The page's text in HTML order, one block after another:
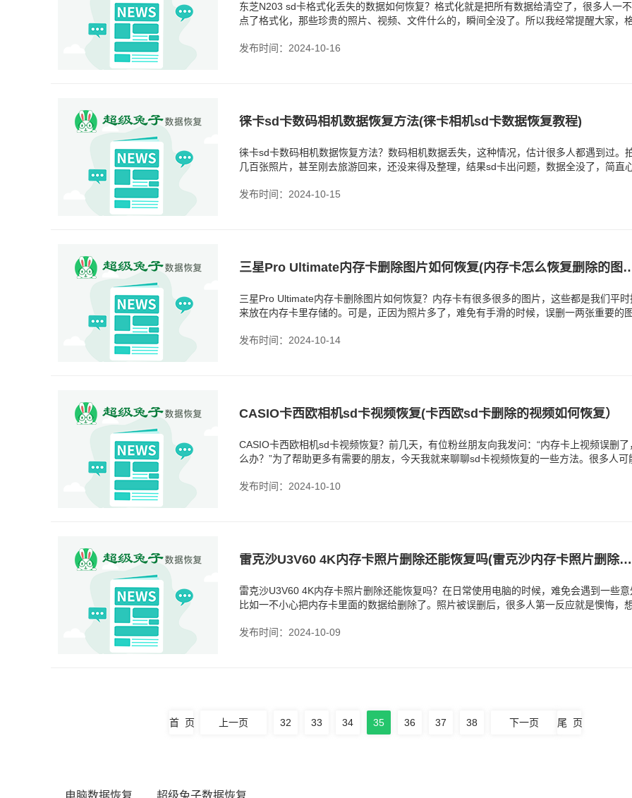
东芝N203 sd卡格式化丢失的数据如何恢复？格式化就是把所有数据给清空了，很多人一
点了格式化，那些珍贵的照片、视频、文件什么的，瞬间全没了。所以我经常提醒大家，格
发布时间：2024-10-16
徕卡sd卡数码相机数据恢复方法(徕卡相机sd卡数据恢复教程)
徕卡sd卡数码相机数据恢复方法？数码相机数据丢失，这种情况，估计很多人都遇到过。
几百张照片，甚至刚去旅游回来，还没来得及整理，结果sd卡出问题，数据全没了，简直心
发布时间：2024-10-15
三星Pro Ultimate内存卡删除图片如何
三星Pro Ultimate内存卡删除图片如何恢复？内存卡有很多很多的图片，这些都是我们平时
来放在内存卡里存储的。可是，正因为照片多了，难免有手滑的时候，误删一两张重要的图
发布时间：2024-10-14
CASIO卡西欧相机sd卡视频恢复(卡西欧sd卡删除的视频如何恢复）
CASIO卡西欧相机sd卡视频恢复？前几天，有位粉丝朋友向我发问：“内存卡上视频误删了
么办？”为了帮助更多有需要的朋友，今天我就来聊聊sd卡视频恢复的一些方法。很多人可
发布时间：2024-10-10
雷克沙U3V60 4K内存卡照片删除还能恢复吗(雷克沙内存卡照片删除了如何恢复)
雷克沙U3V60 4K内存卡照片删除还能恢复吗？在日常使用电脑的时候，难免会遇到一些意
比如一不小心把内存卡里面的数据给删除了。照片被误删后，很多人第一反应就是懊悔，想
发布时间：2024-10-09
首 页 上一页 32 33 34 35 36 37 38 下一页 尾 页
电脑数据恢复 超级兔子数据恢复